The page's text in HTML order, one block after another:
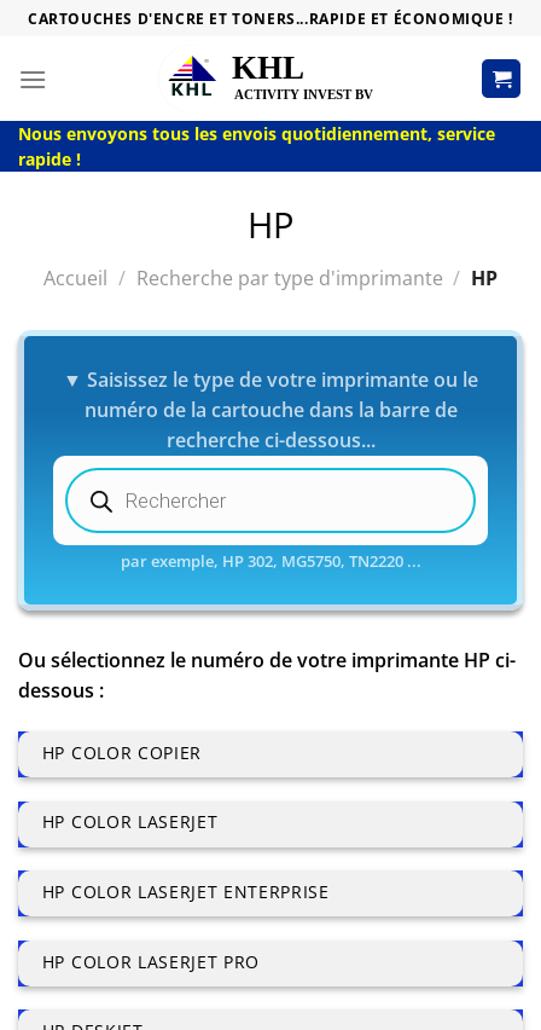
Passer
contenu
CARTOUCHES D'ENCRE ET TONERS...RAPIDE ET ÉCONOMIQUE !
Nous envoyons tous les envois quotidiennement, service
rapide !
HP
Accueil / Recherche par type d'imprimante / HP
▼ Saisissez le type de votre imprimante ou le
numéro de la cartouche dans la barre de
recherche ci-dessous...
Recherche
de
produits
par exemple, HP 302, MG5750, TN2220 ...
Ou sélectionnez le numéro de votre imprimante HP ci-
dessous :
HP COLOR COPIER
HP COLOR LASERJET
HP COLOR LASERJET ENTERPRISE
HP COLOR LASERJET PRO